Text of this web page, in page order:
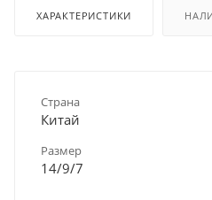
ХАРАКТЕРИСТИКИ
Страна
Китай
Размер
14/9/7